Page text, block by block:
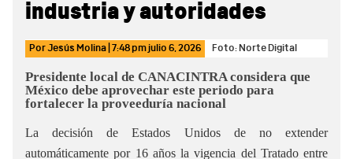
industria y autoridades
PorJesús Molina 7:48 pmjulio 6, 2026 Foto: Norte Digital
Presidente local de CANACINTRA considera que
México debe aprovechar este periodo para
fortalecer la proveeduría nacional
La decisión de Estados Unidos de no extender
automáticamente por 16 años la vigencia del Tratado entre